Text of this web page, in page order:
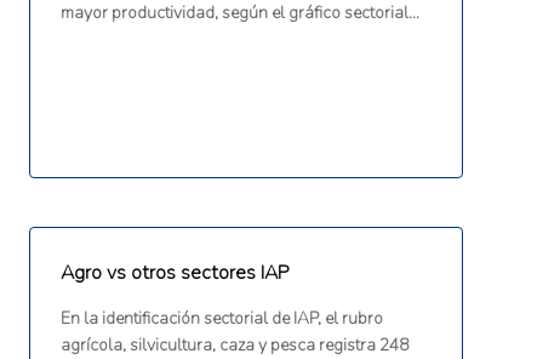
mayor productividad, según el gráfico sectorial
Agro vs otros sectores IAP
En la identificación sectorial de IAP, el rubro
agrícola, silvicultura, caza y pesca registra 248